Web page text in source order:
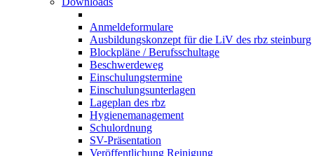
Anmeldeformulare
Ausbildungskonzept für die LiV des rbz steinburg
Blockpläne / Berufsschultage
Beschwerdeweg
Einschulungstermine
Einschulungsunterlagen
Lageplan des rbz
Hygienemanagement
Schulordnung
SV-Präsentation
Veröffentlichung Reinigung